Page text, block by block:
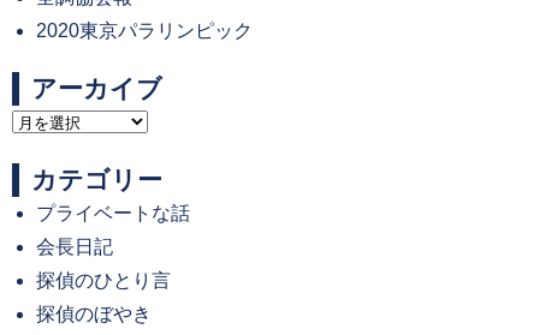
2020東京パラリンピック
アーカイブ
ア
イ
ブ
カテゴリー
プライベートな話
会長日記
探偵のひとり言
探偵のぼやき